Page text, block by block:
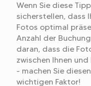
Wenn Sie diese
sicherstellen, dass
Fotos optimal
Anzahl der
daran, dass die
zwischen Ihnen
- machen Sie
wichtigen Faktor!